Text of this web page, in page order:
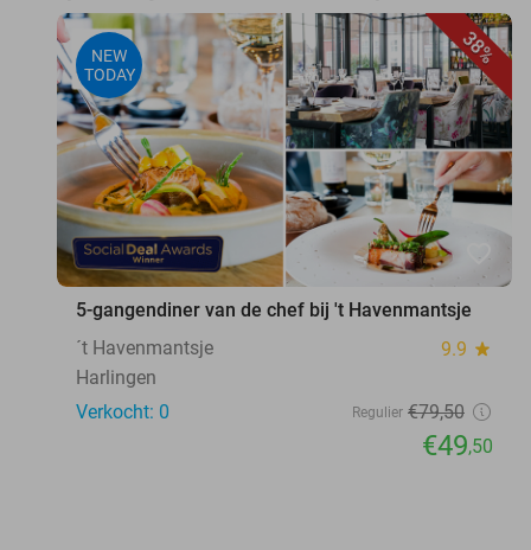
38%
NEW
TODAY
favorite_border
5-gangendiner van de chef bij 't Havenmantsje
´t Havenmantsje
9.9 star
Harlingen
Verkocht: 0
Regulier €79,50
€49,50